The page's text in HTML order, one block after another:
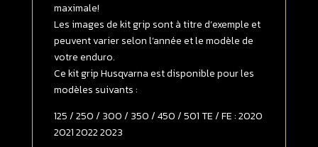
/
450
/
501
TE
/
2020
-
maximale!
Les images de kit grip sont à titre d’exemple et
peuvent varier selon l’année et le modèle de
votre enduro.
Ce kit grip Husqvarna est disponible pour les
modèles suivants :
125 / 250 / 300 / 350 / 450 / 501 TE / FE : 2020
2021 2022 2023